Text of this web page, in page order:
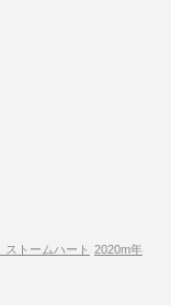
ストームハート 2020m年